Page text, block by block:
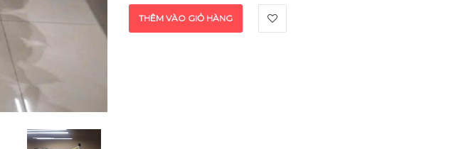
THÊM VÀO GIỎ HÀNG